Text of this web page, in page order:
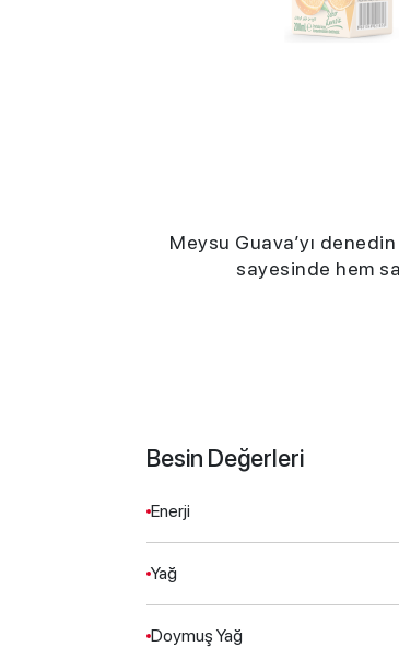
Meysu Guava’yı
sayesinde hem
Besin Değerleri
Enerji
Yağ
Doymuş Yağ